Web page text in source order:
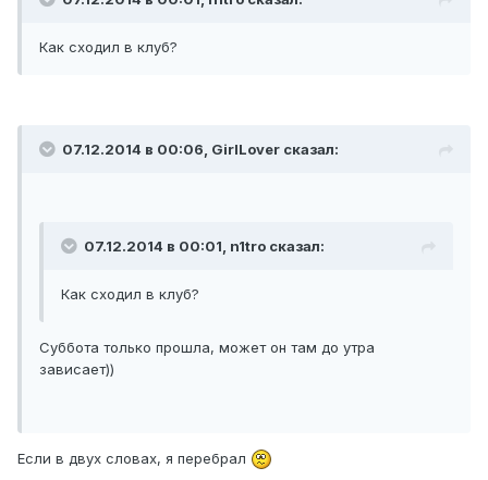
Как сходил в клуб?
07.12.2014 в 00:06, GirlLover сказал:
07.12.2014 в 00:01, n1tro сказал:
Как сходил в клуб?
Суббота только прошла, может он там до утра
зависает))
Если в двух словах, я перебрал